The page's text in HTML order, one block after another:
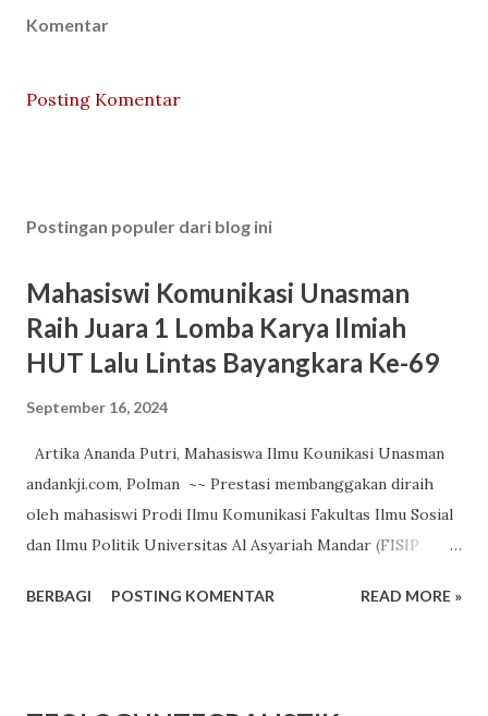
Komentar
Posting Komentar
Postingan populer dari blog ini
Mahasiswi Komunikasi Unasman
Raih Juara 1 Lomba Karya Ilmiah
HUT Lalu Lintas Bayangkara Ke-69
September 16, 2024
Artika Ananda Putri, Mahasiswa Ilmu Kounikasi Unasman
andankji.com, Polman ~~ Prestasi membanggakan diraih
oleh mahasiswi Prodi Ilmu Komunikasi Fakultas Ilmu Sosial
dan Ilmu Politik Universitas Al Asyariah Mandar (FISIP
dalam Lomba Karya Ilmiah yang diselenggarakan oleh
BERBAGI POSTING KOMENTAR READ MORE »